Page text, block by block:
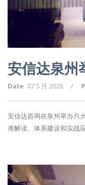
安信达泉州
Date 07 5 月 2026 /
安信达咨询在泉州举办六
准解读、体系建设和实战